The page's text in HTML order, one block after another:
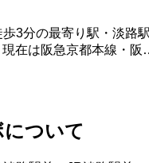
3分の最寄り駅・淡路
在は阪急京都本線・阪
ついて